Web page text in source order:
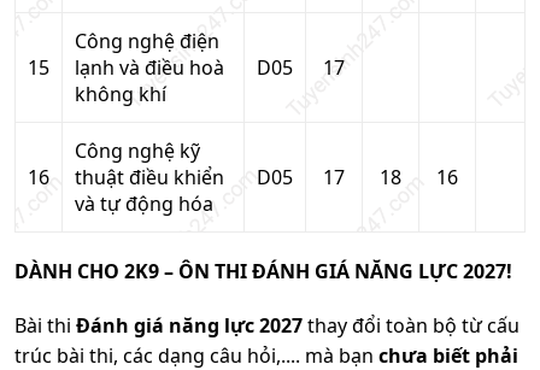
15
Công nghệ điện
lạnh và điều hoà
không khí
D05 17
16
Công nghệ kỹ
thuật điều khiển
và tự động hóa
D05 17 18 16
DÀNH CHO 2K9 – ÔN THI ĐÁNH GIÁ NĂNG LỰC 2027!
Bài thi Đánh giá năng lực 2027thay đổi toàn bộ từ cấu
trúc bài thi, các dạng câu hỏi,.... mà bạn chưa biết phải